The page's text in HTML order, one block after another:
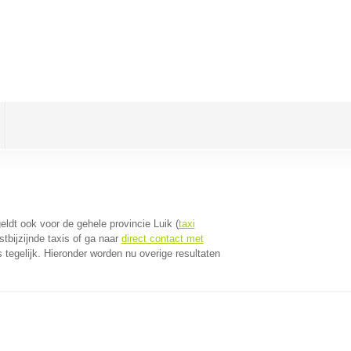
ook voor de gehele provincie Luik (taxi
taxis of ga naar direct contact met
Hieronder worden nu overige resultaten